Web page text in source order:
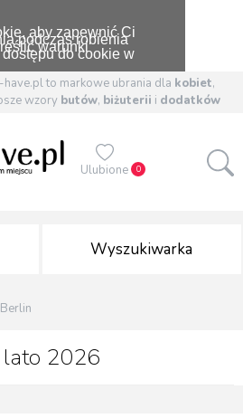
aby zapewnić Ci
podczas robienia
warunki
do cookie w
to markowe ubrania dla kobiet,
wzory butów, biżuterii i dodatków
Ulubione 0
Wyszukiwarka
2026